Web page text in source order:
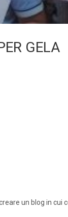
GELA
un blog in cui